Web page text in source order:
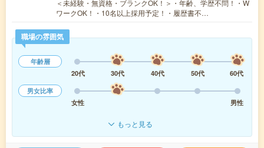
＜未経験・無資格・ブランクOK！＞・年齢、学歴不問！・W
ワークOK！・10名以上採用予定！・履歴書不…
職場の雰囲気
年齢層
20代
30代 40代 50代
60代
男女比率
女性
男性
もっと見る